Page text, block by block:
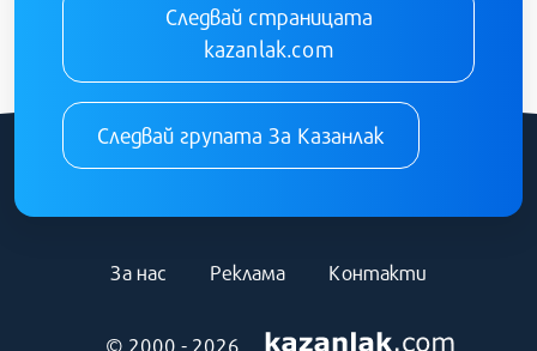
Следвай страницата
kazanlak.com
Следвай групата За Казанлак
За нас Реклама Контакти